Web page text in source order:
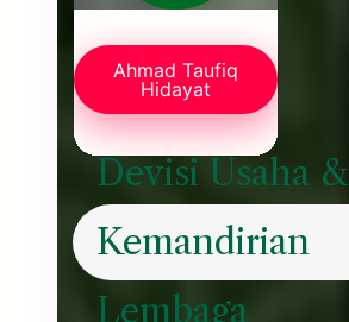
Ahmad Taufiq
Hidayat
Devisi Usaha &
Kemandirian
Lembaga